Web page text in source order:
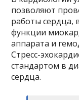
позволяют
работы сердца,
функции
аппарата и
Стресс-
стандартом в
сердца.